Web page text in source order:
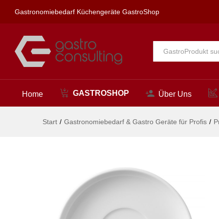
Gastronomiebedarf Küchengeräte GastroShop
Alle
Home GASTROSHOP Über Uns
Start / Gastronomiebedarf & Gastro Geräte für Profis /
Beschreibung